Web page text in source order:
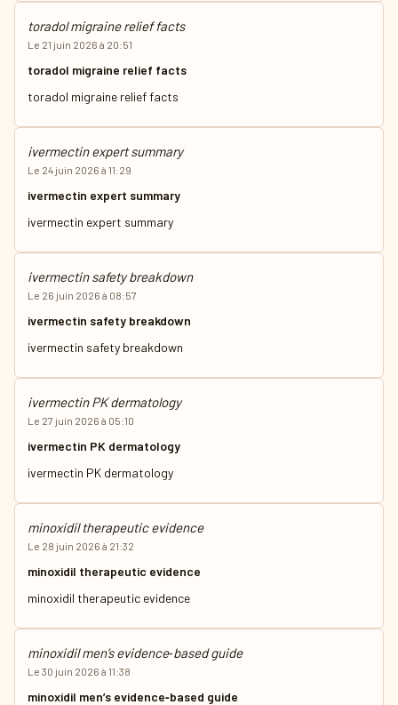
toradol migraine relief facts
Le 21 juin 2026 à 20:51
toradol migraine relief facts
toradol migraine relief facts
ivermectin expert summary
Le 24 juin 2026 à 11:29
ivermectin expert summary
ivermectin expert summary
ivermectin safety breakdown
Le 26 juin 2026 à 08:57
ivermectin safety breakdown
ivermectin safety breakdown
ivermectin PK dermatology
Le 27 juin 2026 à 05:10
ivermectin PK dermatology
ivermectin PK dermatology
minoxidil therapeutic evidence
Le 28 juin 2026 à 21:32
minoxidil therapeutic evidence
minoxidil therapeutic evidence
minoxidil men’s evidence‑based guide
Le 30 juin 2026 à 11:38
minoxidil men’s evidence‑based guide